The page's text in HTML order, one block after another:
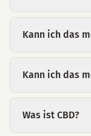
Kann ich das
Kann ich das
Was ist CBD?